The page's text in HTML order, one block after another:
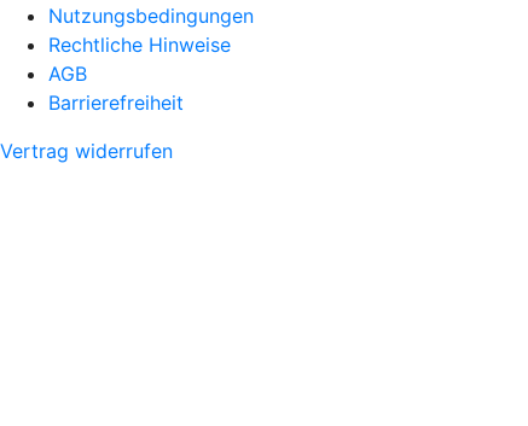
Nutzungsbedingungen
Rechtliche Hinweise
AGB
Barrierefreiheit
Vertrag widerrufen